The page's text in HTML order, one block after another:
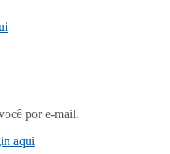
por e-mail.
aqui